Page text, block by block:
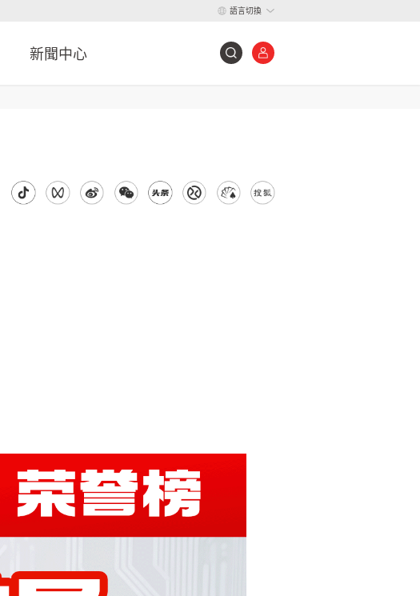
語言切換
新聞中心